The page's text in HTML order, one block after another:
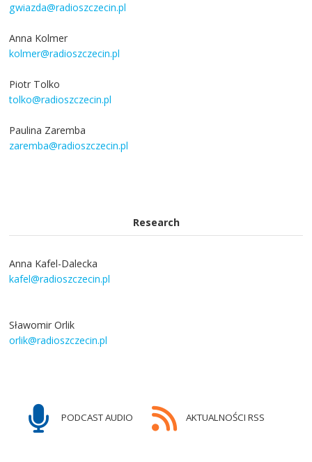
gwiazda@radioszczecin.pl
Anna Kolmer
kolmer@radioszczecin.pl
Piotr Tolko
tolko@radioszczecin.pl
Paulina Zaremba
zaremba@radioszczecin.pl
Research
Anna Kafel-Dalecka
kafel@radioszczecin.pl
Sławomir Orlik
orlik@radioszczecin.pl
PODCAST AUDIO AKTUALNOŚCI RSS